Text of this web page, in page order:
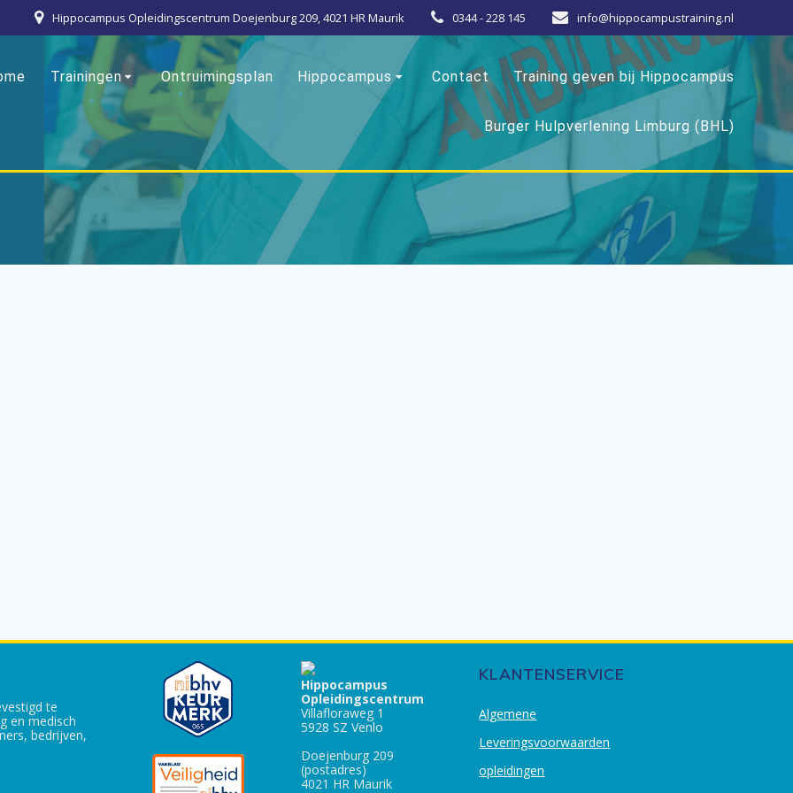
Hippocampus Opleidingscentrum Doejenburg 209, 4021 HR Maurik 0344 - 228 145 info@hippocampustraining.nl
Trainingen Ontruimingsplan Hippocampus Contact Training geven bij Hippocampus
Burger Hulpverlening Limburg (BHL)
te
en medisch
bedrijven,
Hippocampus
Opleidingscentrum
Villafloraweg 1
5928 SZ Venlo
Doejenburg 209
(postadres)
4021 HR Maurik
KLANTENSERVICE
Algemene
Leveringsvoorwaarden
opleidingen